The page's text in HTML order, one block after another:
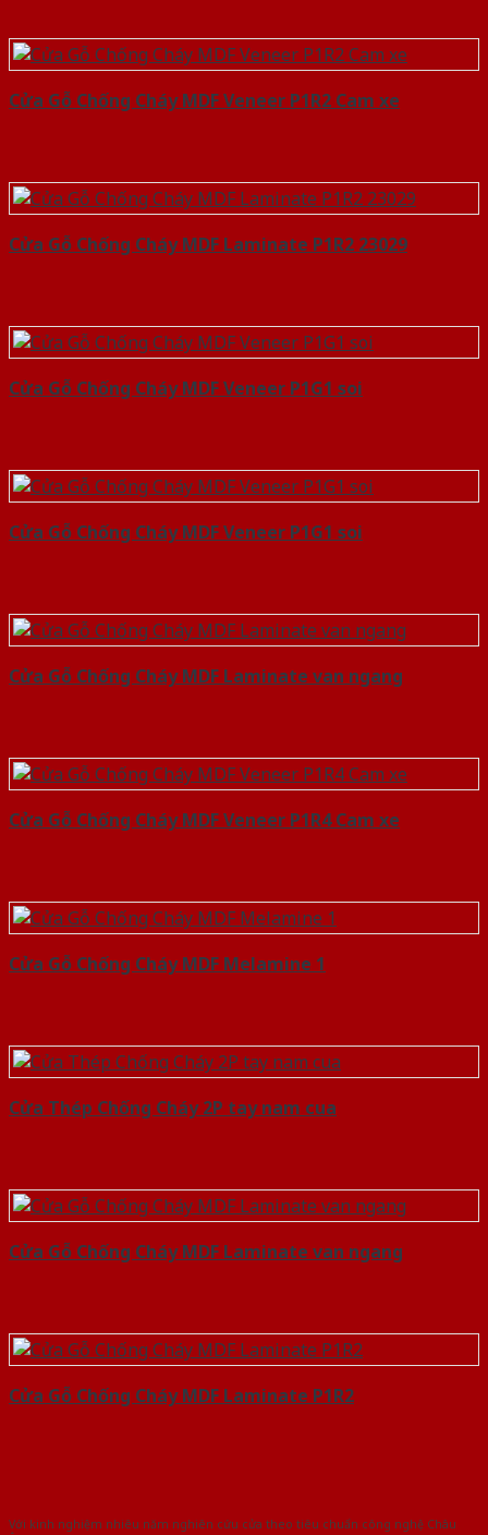
Cửa Gỗ Chống Cháy MDF Veneer P1R2 Cam xe
Cửa Gỗ Chống Cháy MDF Laminate P1R2 23029
Cửa Gỗ Chống Cháy MDF Veneer P1G1 soi
Cửa Gỗ Chống Cháy MDF Veneer P1G1 soi
Cửa Gỗ Chống Cháy MDF Laminate van ngang
Cửa Gỗ Chống Cháy MDF Veneer P1R4 Cam xe
Cửa Gỗ Chống Cháy MDF Melamine 1
Cửa Thép Chống Cháy 2P tay nam cua
Cửa Gỗ Chống Cháy MDF Laminate van ngang
Cửa Gỗ Chống Cháy MDF Laminate P1R2
Với kinh nghiệm nhiêu năm nghiên cứu cửa theo tiêu chuẩn công nghệ Châu